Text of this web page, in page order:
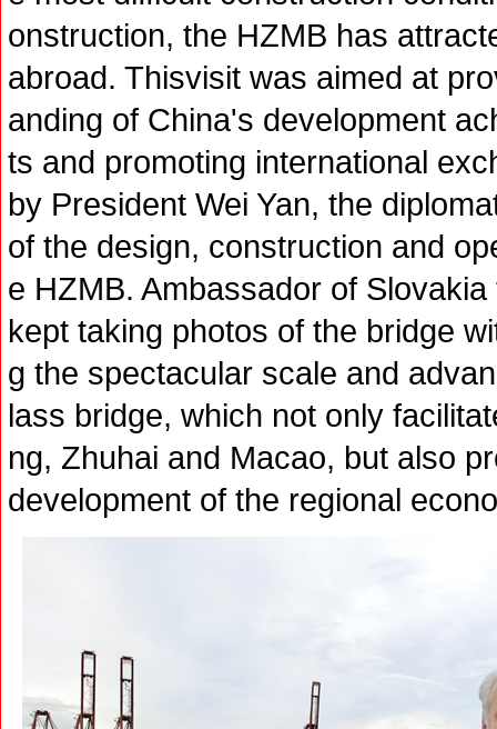
onstruction, the HZMB has
abroad. Thisvisit was aimed at
anding of China's development
ts and promoting international
by President Wei Yan, the
of the design, construction and
e HZMB. Ambassador of
kept taking photos of the bridge
g the spectacular scale and
lass bridge, which not only
ng, Zhuhai and Macao, but also
development of the regional